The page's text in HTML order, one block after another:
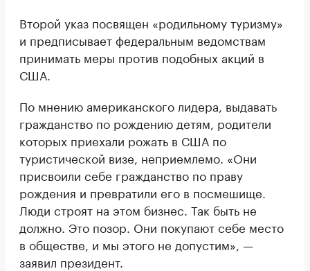
Второй указ посвящен «родильному туризму»
и предписывает федеральным ведомствам
принимать меры против подобных акций в
США.
По мнению американского лидера, выдавать
гражданство по рождению детям, родители
которых приехали рожать в США по
туристической визе, неприемлемо. «Они
присвоили себе гражданство по праву
рождения и превратили его в посмешище.
Люди строят на этом бизнес. Так быть не
должно. Это позор. Они покупают себе место
в обществе, и мы этого не допустим», —
заявил президент.